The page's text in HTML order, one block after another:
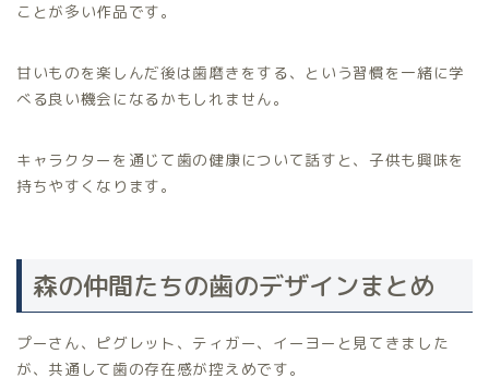
ことが多い作品です。
甘いものを楽しんだ後は歯磨きをする、という習慣を一緒に学
べる良い機会になるかもしれません。
キャラクターを通じて歯の健康について話すと、子供も興味を
持ちやすくなります。
森の仲間たちの歯のデザインまとめ
プーさん、ピグレット、ティガー、イーヨーと見てきました
が、共通して歯の存在感が控えめです。